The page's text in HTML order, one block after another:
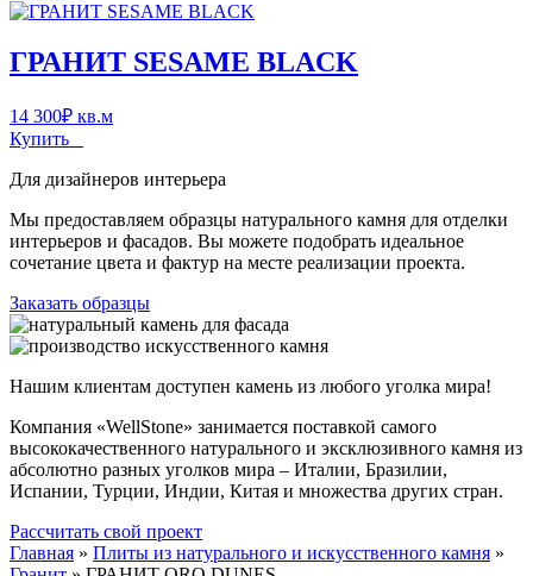
ГРАНИТ SESAME BLACK
14 300₽ кв.м
Купить
Для дизайнеров интерьера
Мы предоставляем образцы натурального камня для отделки
интерьеров и фасадов. Вы можете подобрать идеальное
сочетание цвета и фактур на месте реализации проекта.
Заказать образцы
Нашим клиентам доступен камень из любого уголка мира!
Компания «WellStone» занимается поставкой самого
высококачественного натурального и эксклюзивного камня из
абсолютно разных уголков мира – Италии, Бразилии,
Испании, Турции, Индии, Китая и множества других стран.
Рассчитать свой проект
Главная » Плиты из натурального и искусственного камня »